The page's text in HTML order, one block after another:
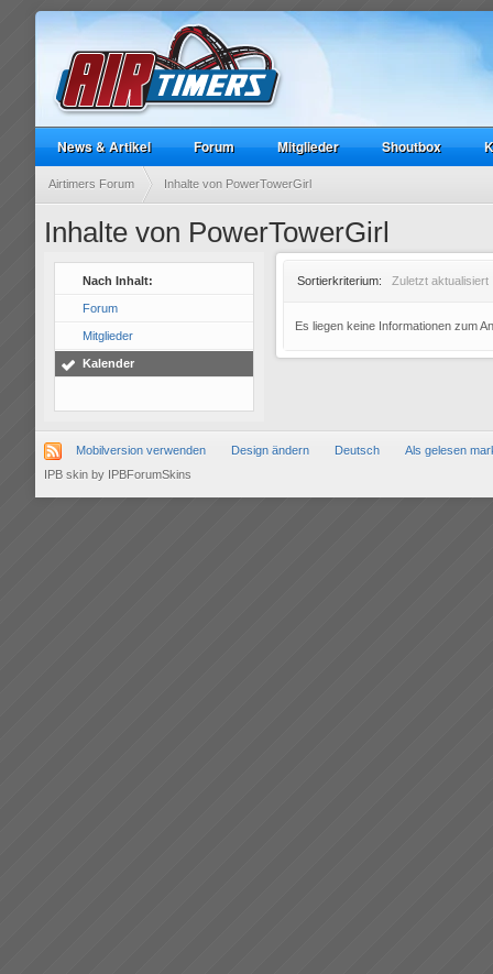
News & Artikel Forum Mitglieder Shoutbox
Airtimers Forum Inhalte von PowerTowerGirl
Inhalte von PowerTowerGirl
Nach Inhalt:
Forum
Mitglieder
Kalender
Sortierkriterium: Zuletzt aktualisiert
Es liegen keine Informationen zum
Mobilversion verwenden Design ändern Deutsch
Als gelesen
IPB skin by IPBForumSkins